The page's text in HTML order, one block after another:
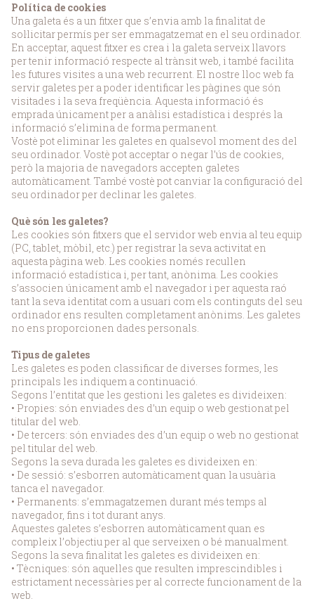
Política de cookies
Una galeta és a un fitxer que s’envia amb la finalitat de
sol·licitar permís per ser emmagatzemat en el seu ordinador.
En acceptar, aquest fitxer es crea i la galeta serveix llavors
per tenir informació respecte al trànsit web, i també facilita
les futures visites a una web recurrent. El nostre lloc web fa
servir galetes per a poder identificar les pàgines que són
visitades i la seva freqüència. Aquesta informació és
emprada únicament per a anàlisi estadística i després la
informació s’elimina de forma permanent.
Vostè pot eliminar les galetes en qualsevol moment des del
seu ordinador. Vostè pot acceptar o negar l’ús de cookies,
però la majoria de navegadors accepten galetes
automàticament. També vostè pot canviar la configuració del
seu ordinador per declinar les galetes.
Què són les galetes?
Les cookies són fitxers que el servidor web envia al teu equip
(PC, tablet, mòbil, etc.) per registrar la seva activitat en
aquesta pàgina web. Les cookies només recullen
informació estadística i, per tant, anònima. Les cookies
s’associen únicament amb el navegador i per aquesta raó
tant la seva identitat com a usuari com els continguts del seu
ordinador ens resulten completament anònims. Les galetes
no ens proporcionen dades personals.
Tipus de galetes
Les galetes es poden classificar de diverses formes, les
principals les indiquem a continuació.
Segons l’entitat que les gestioni les galetes es divideixen:
• Propies: són enviades des d’un equip o web gestionat pel
titular del web.
• De tercers: són enviades des d’un equip o web no gestionat
pel titular del web.
Segons la seva durada les galetes es divideixen en:
• De sessió: s’esborren automàticament quan la usuària
tanca el navegador.
• Permanents: s’emmagatzemen durant més temps al
navegador, fins i tot durant anys.
Aquestes galetes s’esborren automàticament quan es
compleix l’objectiu per al que serveixen o bé manualment.
Segons la seva finalitat les galetes es divideixen en:
• Tècniques: són aquelles que resulten imprescindibles i
estrictament necessàries per al correcte funcionament de la
web.